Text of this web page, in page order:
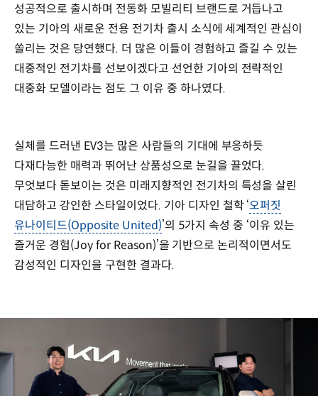
성공적으로 출시하며 전동화 모빌리티 브랜드로 거듭나고
있는 기아의 새로운 전용 전기차 출시 소식에 세계적인 관심이
쏠리는 것은 당연했다. 더 많은 이들이 경험하고 즐길 수 있는
대중적인 전기차를 선보이겠다고 선언한 기아의 전략적인
대중화 모델이라는 점도 그 이유 중 하나였다.
실체를 드러낸 EV3는 많은 사람들의 기대에 부응하듯
다재다능한 매력과 뛰어난 상품성으로 눈길을 끌었다.
무엇보다 돋보이는 것은 미래지향적인 전기차의 특성을 살린
대담하고 강인한 스타일이었다. 기아 디자인 철학 ‘오퍼짓
유나이티드(Opposite United)’의 5가지 속성 중 ‘이유 있는
즐거운 경험(Joy for Reason)’을 기반으로 논리적이면서도
감성적인 디자인을 구현한 결과다.